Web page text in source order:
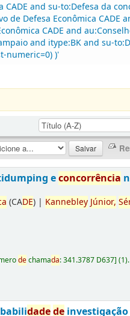
and su-to:Defesa da
Defesa Econômica CADE
CADE and
and itype:BK and su-
numeric=0) )'
econcorrência
(CADE) | KannebleyJúnior,
dechamada:341.3787 D637](1).
dadede